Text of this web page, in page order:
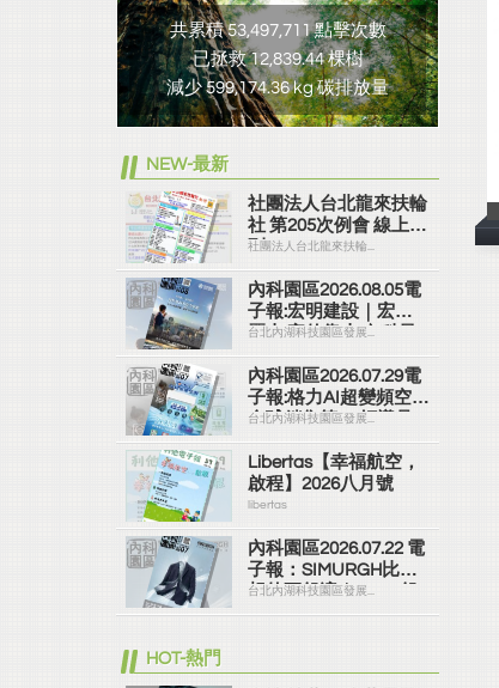
共累積 53,497,711 點擊次數
已拯救 12,839.44 棵樹
減少 599,174.36 kg 碳排放量
NEW-最新
社團法人台北龍來扶輪
社 第205次例會 線上社
刊
社團法人台北龍來扶輪...
內科園區2026.08.05電
子報:宏明建設｜宏明
麗山 家的靠山 內科最
高的安全承諾
台北內湖科技園區發展...
內科園區2026.07.29電
子報:格力AI超變頻空調
全球銷售第一 領導品
牌
台北內湖科技園區發展...
Libertas【幸福航空，
啟程】2026八月號
libertas
內科園區2026.07.22 電
子報：SIMURGH比你
想的更舒適｜Su-Si 舒
仕裝 都會日常輕鬆穿
台北內湖科技園區發展...
HOT-熱門